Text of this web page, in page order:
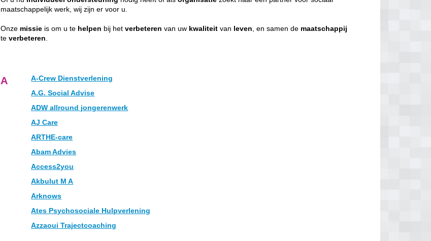
maatschappelijk werk, wij zijn er voor u.
Onze missie is om u te helpen bij hetverbeteren van uw kwaliteit van leven , en samen de maatschappij
teverbeteren
A
A-Crew Dienstverlening
A.G. Social Advise
ADW allround jongerenwerk
AJ Care
ARTHE-care
Abam Advies
Access2you
Akbulut M A
Arknows
Ates Psychosociale Hulpverlening
Azzaoui Trajectcoaching